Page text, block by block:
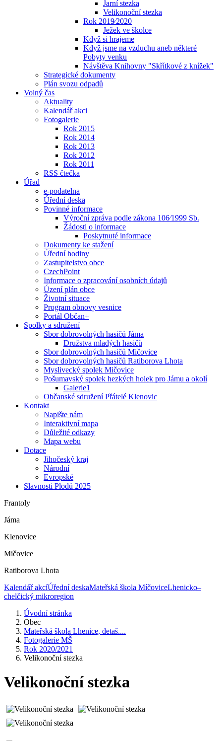
Jarní stezka
Velikonoční stezka
Rok 2019⁄2020
Ježek ve školce
Když si hrajeme
Když jsme na vzduchu aneb některé
Pobyty venku
Návštěva Knihovny "Skřítkové z knížek"
Strategické dokumenty
Plán svozu odpadů
Volný čas
Aktuality
Kalendář akci
Fotogalerie
Rok 2015
Rok 2014
Rok 2013
Rok 2012
Rok 2011
RSS čtečka
Úřad
e-podatelna
Úřední deska
Povinné informace
Výroční zpráva podle zákona 106⁄1999 Sb.
Žádosti o informace
Poskytnuté informace
Dokumenty ke stažení
Úřední hodiny
Zastupitelstvo obce
CzechPoint
Informace o zpracování osobních údajů
Úzení plán obce
Životní situace
Program obnovy vesnice
Portál Občan+
Spolky a sdružení
Sbor dobrovolných hasičů Jáma
Družstva mladých hasičů
Sbor dobrovolných hasičů Mičovice
Sbor dobrovolných hasičů Ratiborova Lhota
Myslivecký spolek Mičovice
Pošumavský spolek hezkých holek pro Jámu a okolí
Galerie1
Občanské sdružení Přátelé Klenovic
Kontakt
Napište nám
Interaktivní mapa
Důležité odkazy
Mapa webu
Dotace
Jihočeský kraj
Národní
Evropské
Slavnosti Plodů 2025
Frantoly
Jáma
Klenovice
Mičovice
Ratiborova Lhota
Kalendář akcíÚřední deskaMateřská škola MíčoviceLhenicko–
chelčický mikroregion
Úvodní stránka
Obec
Mateřská škola Lhenice, detaš....
Fotogalerie MŠ
Rok 2020/2021
Velikonoční stezka
Velikonoční stezka